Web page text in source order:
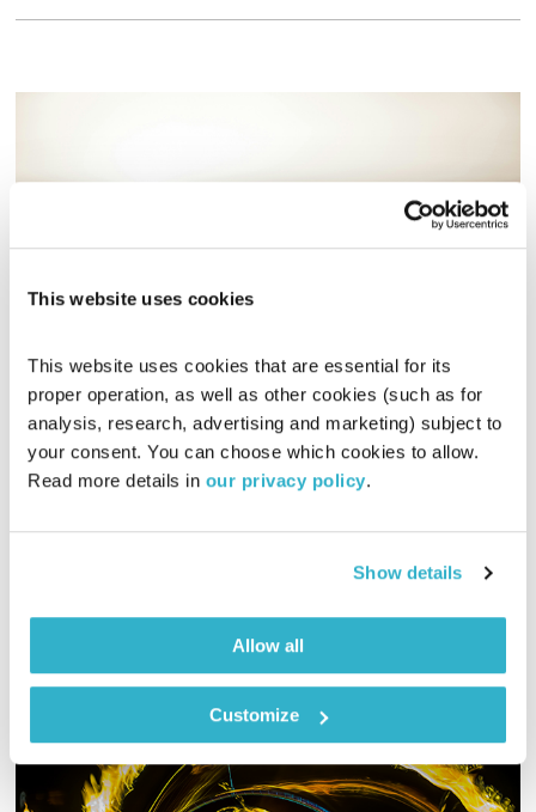
This website uses cookies
This website uses cookies that are essential for its
proper operation, as well as other cookies (such as for
analysis, research, advertising and marketing) subject to
your consent. You can choose which cookies to allow.
Read more details in our privacy policy.
Show details
Allow all
Customize
מסעותיי במרחבי הזמן – 24.1.26
מסעותיי במרחבי הזמן
דדי יצחייק
24.01.26
00:59:54
אודיו